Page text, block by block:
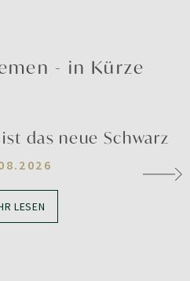
- in Kürze
das neue Schwarz
LESEN